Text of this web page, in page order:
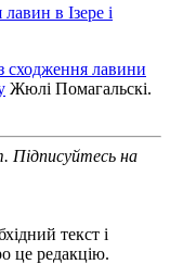
в Ізере і
сходження лавини
Жюлі Помагальскі.
Підписуйтесь на
текст і
це редакцію.